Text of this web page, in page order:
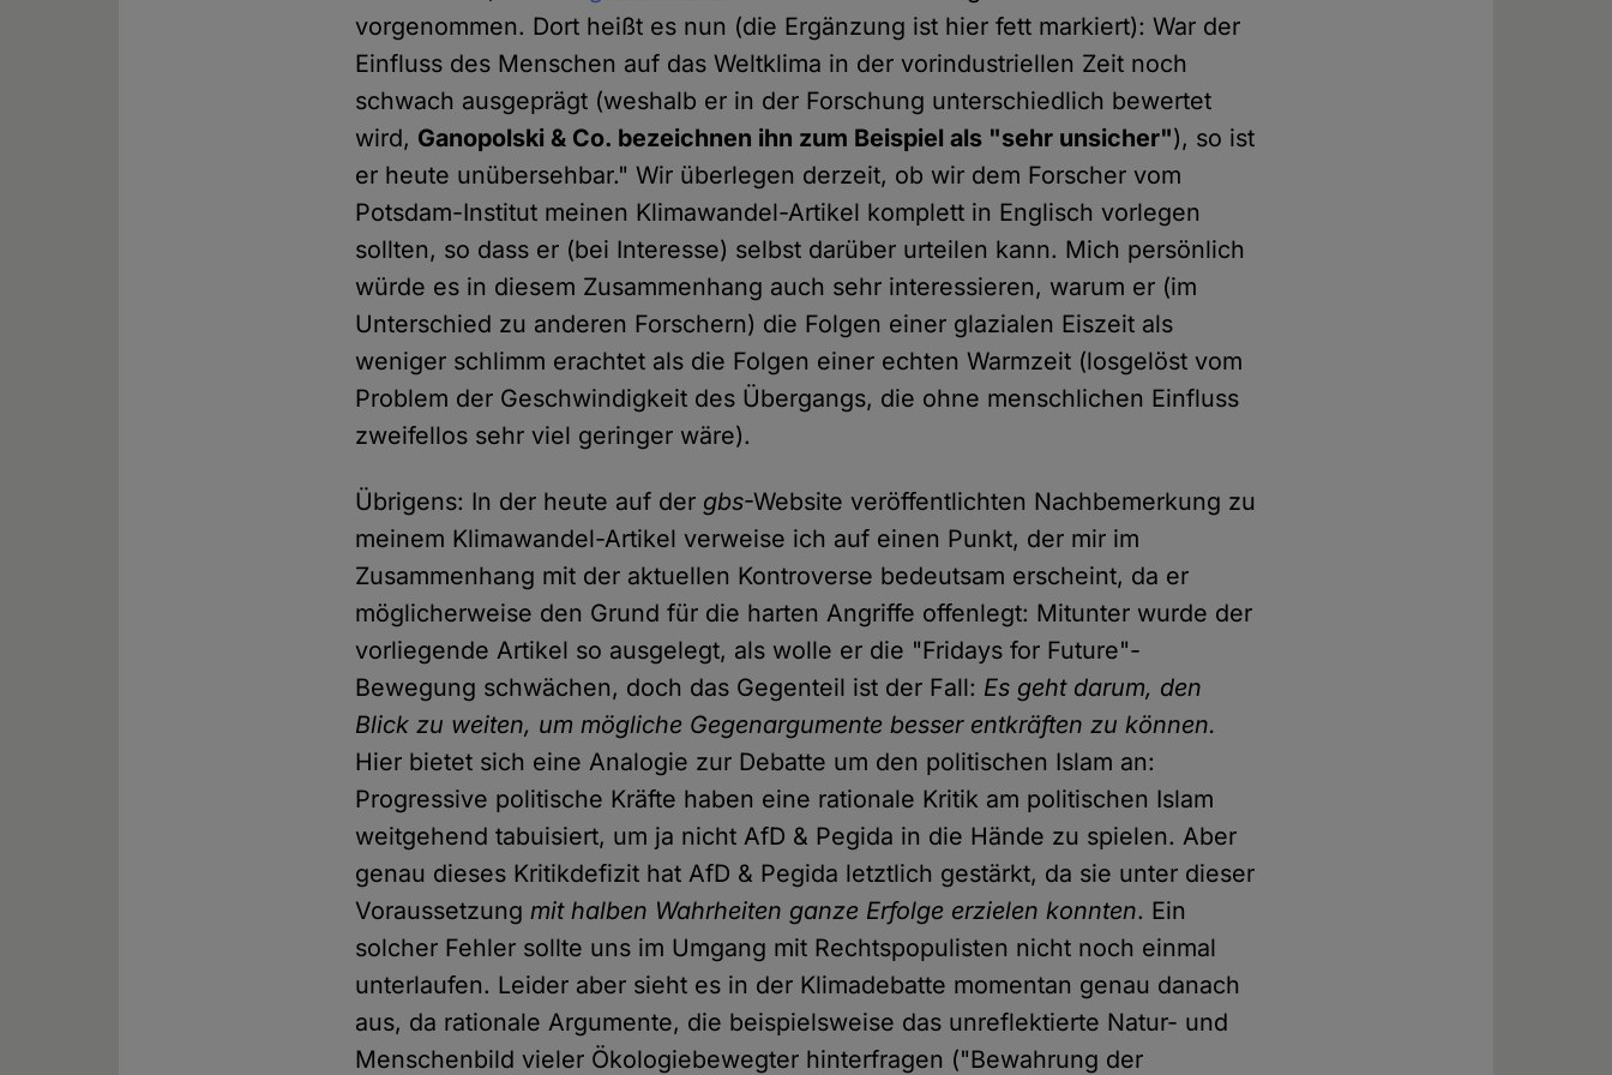
vorgenommen. Dort heißt es nun (die Ergänzung ist hier fett markiert): War der
Einfluss des Menschen auf das Weltklima in der vorindustriellen Zeit noch
schwach ausgeprägt (weshalb er in der Forschung unterschiedlich bewertet
wird, Ganopolski & Co. bezeichnen ihn zum Beispiel als "sehr unsicher"), so ist
er heute unübersehbar." Wir überlegen derzeit, ob wir dem Forscher vom
Potsdam-Institut meinen Klimawandel-Artikel komplett in Englisch vorlegen
sollten, so dass er (bei Interesse) selbst darüber urteilen kann. Mich persönlich
würde es in diesem Zusammenhang auch sehr interessieren, warum er (im
Unterschied zu anderen Forschern) die Folgen einer glazialen Eiszeit als
weniger schlimm erachtet als die Folgen einer echten Warmzeit (losgelöst vom
Problem der Geschwindigkeit des Übergangs, die ohne menschlichen Einfluss
zweifellos sehr viel geringer wäre).
Übrigens: In der heute auf der gbs-Website veröffentlichten Nachbemerkung zu
meinem Klimawandel-Artikel verweise ich auf einen Punkt, der mir im
Zusammenhang mit der aktuellen Kontroverse bedeutsam erscheint, da er
möglicherweise den Grund für die harten Angriffe offenlegt: Mitunter wurde der
vorliegende Artikel so ausgelegt, als wolle er die "Fridays for Future"-
Bewegung schwächen, doch das Gegenteil ist der Fall: Es geht darum, den
Blick zu weiten, um mögliche Gegenargumente besser entkräften zu können.
Hier bietet sich eine Analogie zur Debatte um den politischen Islam an:
Progressive politische Kräfte haben eine rationale Kritik am politischen Islam
weitgehend tabuisiert, um ja nicht AfD & Pegida in die Hände zu spielen. Aber
genau dieses Kritikdefizit hat AfD & Pegida letztlich gestärkt, da sie unter dieser
Voraussetzung mit halben Wahrheiten ganze Erfolge erzielen konnten. Ein
solcher Fehler sollte uns im Umgang mit Rechtspopulisten nicht noch einmal
unterlaufen. Leider aber sieht es in der Klimadebatte momentan genau danach
aus, da rationale Argumente, die beispielsweise das unreflektierte Natur- und
Menschenbild vieler Ökologiebewegter hinterfragen ("Bewahrung der